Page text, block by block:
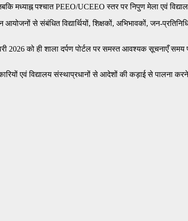
मध्याह्न पश्चात PEEO/UCEEO स्तर पर निपुण मेला एवं
से संबंधित विद्यार्थियों, शिक्षकों, अभिभावकों, जन-
2026 को ही शाला दर्पण पोर्टल पर समस्त आवश्यक सूचनाएँ
एवं विद्यालय संस्थाप्रधानों से आदेशों की कड़ाई से पालना